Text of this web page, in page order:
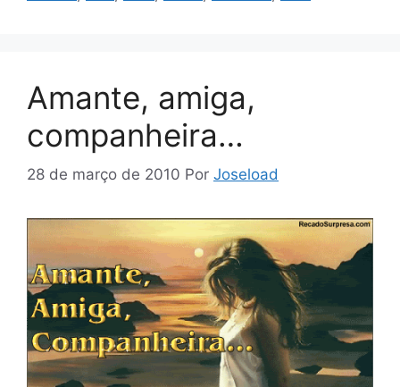
Amante, amiga,
companheira…
28 de março de 2010 Por Joseload